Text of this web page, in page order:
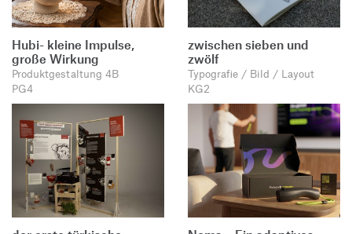
Hubi- kleine Impulse,
große Wirkung
Produktgestaltung 4B
PG4
zwischen sieben und
zwölf
Typografie / Bild / Layout
KG2